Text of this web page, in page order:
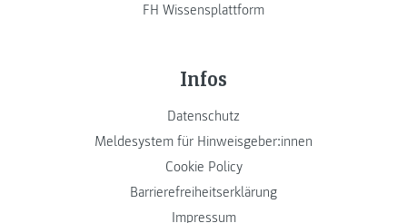
FH Wissensplattform
Infos
Datenschutz
Meldesystem für Hinweisgeber:innen
Cookie Policy
Barrierefreiheitserklärung
Impressum